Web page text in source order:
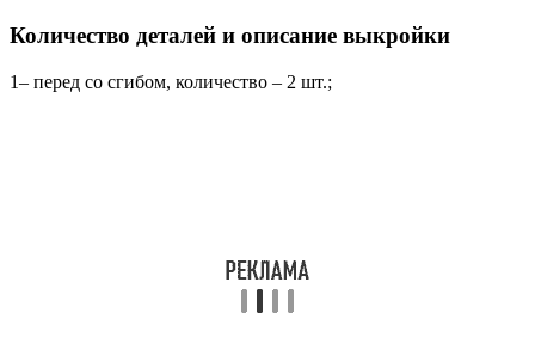
Количество деталей и описание выкройки
1– перед со сгибом, количество – 2 шт.;